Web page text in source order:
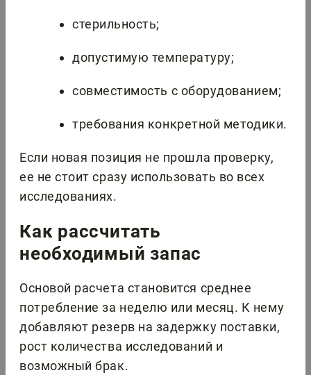
стерильность;
допустимую температуру;
совместимость с оборудованием;
требования конкретной методики.
Если новая позиция не прошла проверку,
ее не стоит сразу использовать во всех
исследованиях.
Как рассчитать
необходимый запас
Основой расчета становится среднее
потребление за неделю или месяц. К нему
добавляют резерв на задержку поставки,
рост количества исследований и
возможный брак.